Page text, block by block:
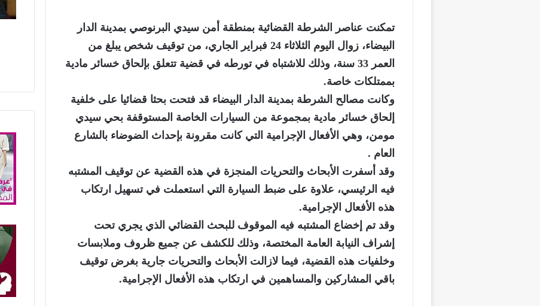
تمكنت عناصر الشرطة القضائية بمنطقة أمن سيدي البرنوصي بمدينة الدار
البيضاء، زوال اليوم الثلاثاء 24 فبراير الجاري، من توقيف شخص يبلغ من
العمر 33 سنة، وذلك للاشتباه في تورطه في قضية تتعلق بإلحاق خسائر مادية
بممتلكات خاصة.
وكانت مصالح الشرطة بمدينة الدار البيضاء قد فتحت بحثا قضائيا على خلفية
إلحاق خسائر مادية بمجموعة من السيارات الخاصة المستوقفة بحي سيدي
مومن، وهي الأفعال الإجرامية التي كانت مقرونة بإحداث الضوضاء بالشارع
العام .
وقد أسفرت الأبحاث والتحريات المنجزة في هذه القضية عن توقيف المشتبه
فيه الرئيسي، علاوة على ضبط السيارة التي استعملت في تسهيل ارتكاب
هذه الأفعال الإجرامية.
وقد تم إخضاع المشتبه فيه الموقوف للبحث القضائي الذي يجري تحت
إشراف النيابة العامة المختصة، وذلك للكشف عن جميع ظروف وملابسات
وخلفيات هذه القضية، فيما لازالت الأبحاث والتحريات جارية بغرض توقيف
باقي المشاركين والمساهمين في ارتكاب هذه الأفعال الإجرامية.